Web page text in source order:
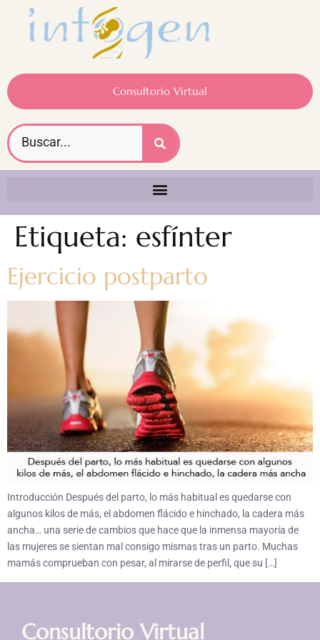
Consultorio Virtual
Etiqueta: esfínter
Ejercicio postparto
Introducción Después del parto, lo más habitual es quedarse con
algunos kilos de más, el abdomen flácido e hinchado, la cadera más
ancha… una serie de cambios que hace que la inmensa mayoría de
las mujeres se sientan mal consigo mismas tras un parto. Muchas
mamás comprueban con pesar, al mirarse de perfil, que su […]
Consultorio Virtual